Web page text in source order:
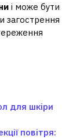
і може бути
загострення
для шкіри
повітря: